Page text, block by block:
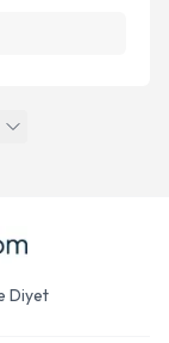
Diyet